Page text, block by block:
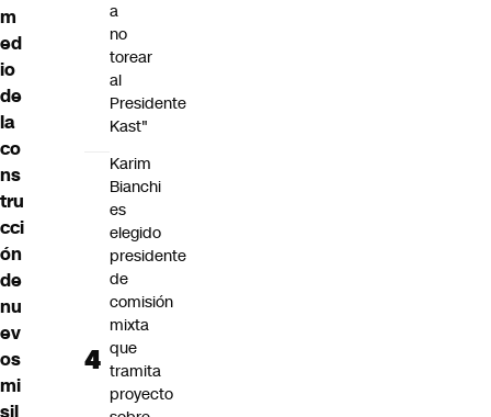
m
ed
io
de
la
co
ns
tru
cci
ón
de
nu
ev
os
mi
sil
a
no
torear
al
Presidente
Kast"
Karim
Bianchi
es
elegido
presidente
de
comisión
mixta
que
tramita
proyecto